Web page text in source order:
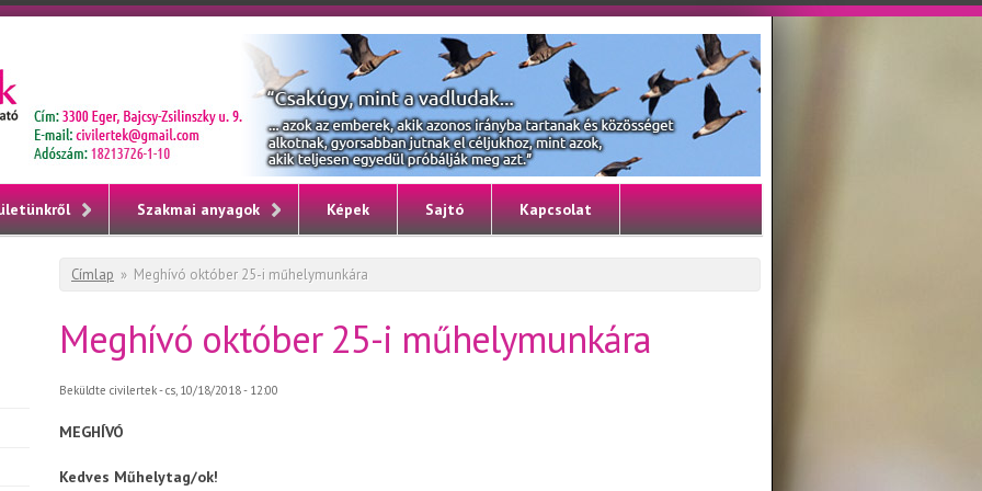
Szakmai anyagok Képek Sajtó Kapcsolat
Jelenlegi hely
Címlap » Meghívó október 25-i műhelymunkára
Meghívó október 25-i műhelymunkára
Beküldte civilertek- cs, 10/18/2018 - 12:00
MEGHÍVÓ
Kedves Műhelytag/ok!